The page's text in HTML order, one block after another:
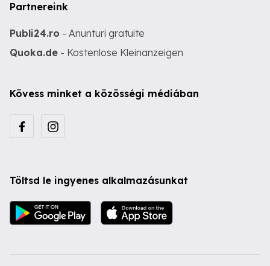
Partnereink
Publi24.ro - Anunturi gratuite
Quoka.de - Kostenlose Kleinanzeigen
Kövess minket a közösségi médiában
Töltsd le ingyenes alkalmazásunkat